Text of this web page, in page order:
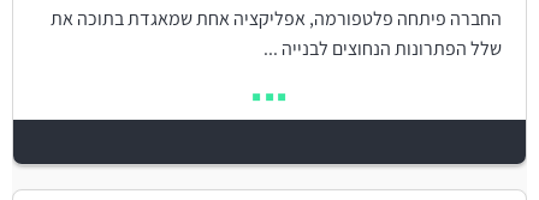
החברה פיתחה פלטפורמה, אפליקציה אחת שמאגדת בתוכה את
שלל הפתרונות הנחוצים לבנייה ...